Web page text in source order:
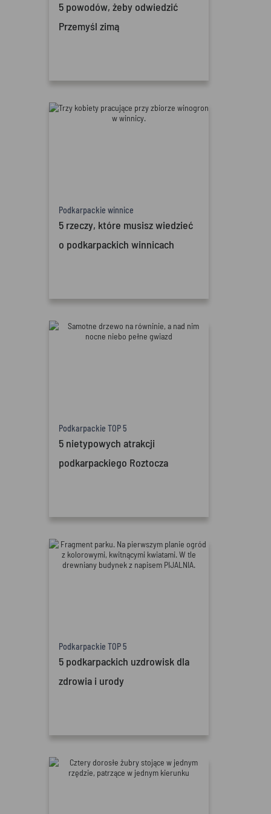
5 powodów, żeby odwiedzić
Przemyśl zimą
Podkarpackie winnice
5 rzeczy, które musisz wiedzieć
o podkarpackich winnicach
Podkarpackie TOP 5
5 nietypowych atrakcji
podkarpackiego Roztocza
Podkarpackie TOP 5
5 podkarpackich uzdrowisk dla
zdrowia i urody